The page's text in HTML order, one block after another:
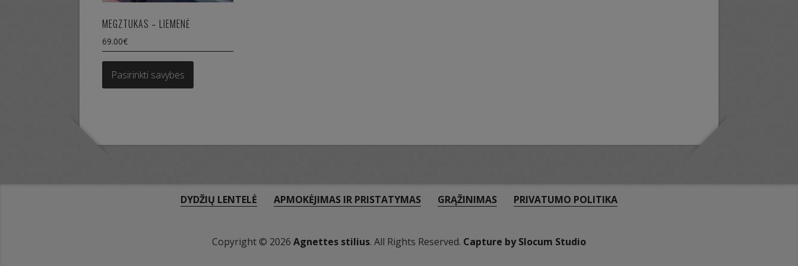
MEGZTUKAS – LIEMENĖ
69.00€
Pasirinkti savybes
may
on
the
DYDŽIŲ LENTELĖ APMOKĖJIMAS IR PRISTATYMAS GRĄŽINIMAS PRIVATUMO POLITIKA
Copyright © 2026 Agnettes stilius. All Rights Reserved. Capture by Slocum Studio